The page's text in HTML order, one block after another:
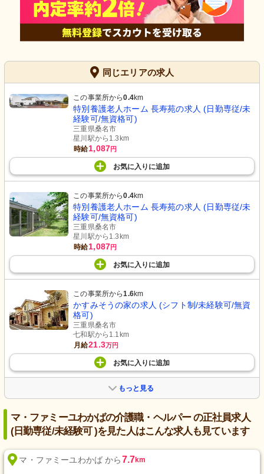
同じエリアの求人
この事業所から0.4km
特別養護老人ホーム 長寿苑の求人 (日勤専従/未
経験可/無資格可)
三重県桑名市
星川駅から1.3km
時給1,087円
お気に入り に追加
この事業所から0.4km
特別養護老人ホーム 長寿苑の求人 (日勤専従/未
経験可/無資格可)
三重県桑名市
星川駅から1.3km
時給1,087円
お気に入り に追加
この事業所から1.6km
かすみそうの家の求人 (シフト制/未経験可/無資
格可)
三重県桑名市
七和駅から1.1km
月給21.3万円
お気に入り に追加
もっと見る
マ・ファミーユわかばの介護職・ヘルパー の正社員求人
(日勤専従/未経験可 )を見た人はこんな求人も見ています
マ・ファミーユわかば から7.7km